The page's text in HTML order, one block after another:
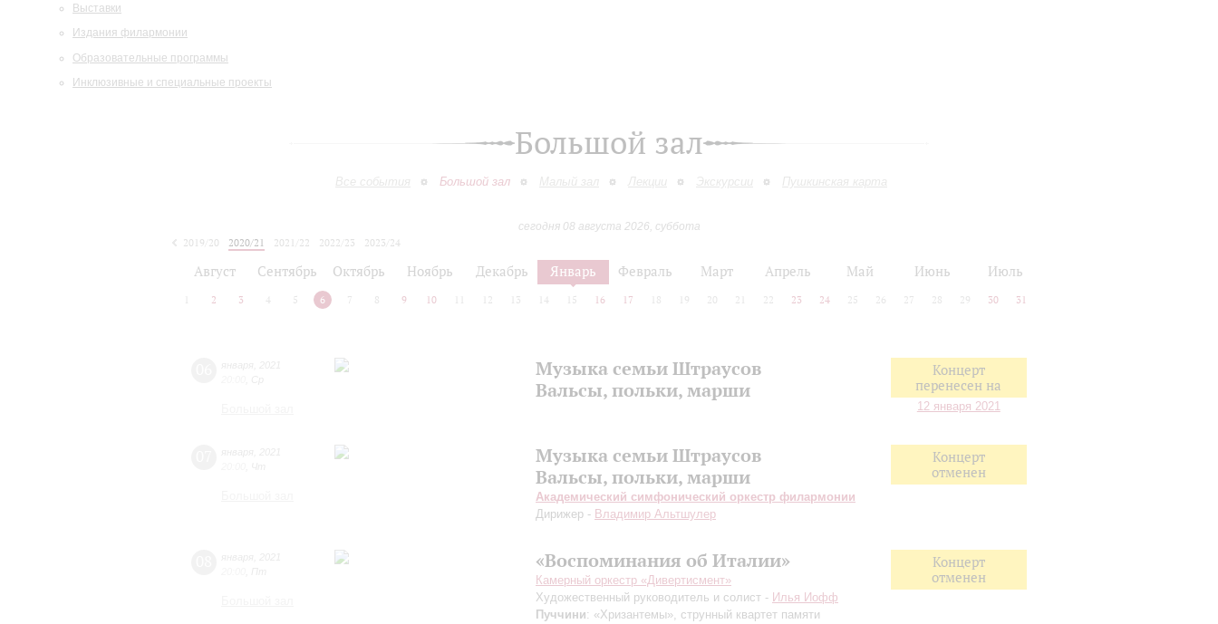
Выставки
Издания филармонии
Образовательные программы
Инклюзивные и специальные проекты
Большой зал
Все события Большой зал Малый зал Лекции Экскурсии Пушкинская карта
сегодня 08 августа 2026, суббота
2019/20
2020/21 2021/22 2022/23
2023/24
Август Сентябрь Октябрь Ноябрь Декабрь Январь Февраль Март Апрель Май Июнь Июль
2 3 4 5 6 7 8 9 10 12 13 14 15 16 17 18 19 20 21 22 23 24 25 26 27 28 29 30 31
Музыка семьи Штраусов
Вальсы, польки, марши
Концерт
перенесен на
12 января 2021
Музыка семьи Штраусов
Вальсы, польки, марши
Академический симфонический оркестр филармонии
Дирижер - Владимир Альтшулер
Концерт
отменен
«Воспоминания об Италии»
Камерный оркестр «Дивертисмент»
Художественный руководитель и солист - Илья Иофф
Пуччини: «Хризантемы», струнный квартет памяти
Концерт
отменен